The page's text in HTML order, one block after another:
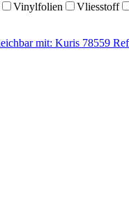
Vinylfolien Vliesstoff